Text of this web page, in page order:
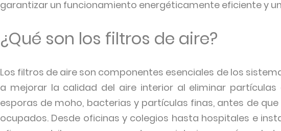
garantizar un funcionamiento energéticamente eficiente y
¿Qué son los filtros de aire?
Los filtros de aire son componentes esenciales de los
a mejorar la calidad del aire interior al eliminar partículas
esporas de moho, bacterias y partículas finas, antes de
ocupados. Desde oficinas y colegios hasta hospitales e